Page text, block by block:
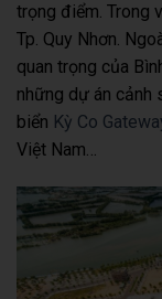
trọng điểm. Trong
Tp. Quy Nhơn.
quan trọng của
những dự án cảnh
biển Kỳ Co
Việt Nam…